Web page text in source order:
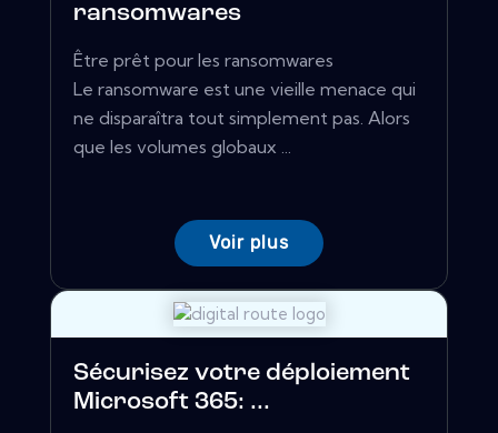
ransomwares
Être prêt pour les ransomwares
Le ransomware est une vieille menace qui
ne disparaîtra tout simplement pas. Alors
que les volumes globaux ...
Voir plus
Sécurisez votre déploiement
Microsoft 365: ...